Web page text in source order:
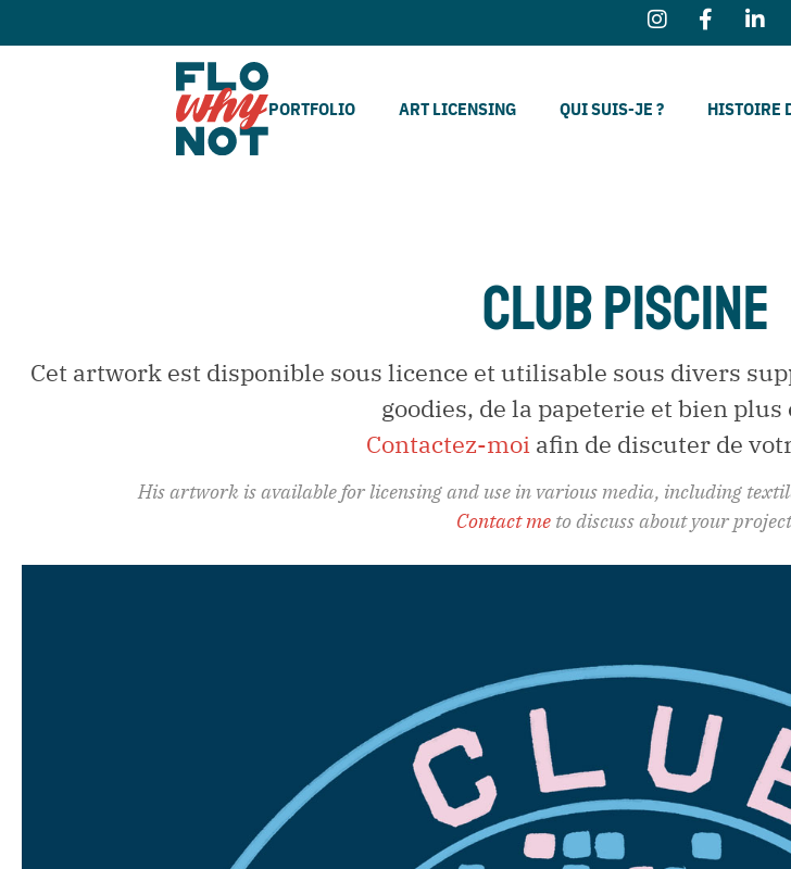
PORTFOLIO ART LICENSING QUI SUIS-JE ? HISTOIRE
CLUB PISCINE
Cet artwork est disponible sous licence et utilisable sous divers
goodies, de la papeterie et bien plus
Contactez-moiafin de discuter de
His artwork is available for licensing and use in various media, including
Contact meto discuss about your